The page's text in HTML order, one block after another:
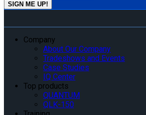
Company
About Our Company
Tradeshows and Events
Case Studies
IQ Center
Top products
QUANTUM
QLK-150